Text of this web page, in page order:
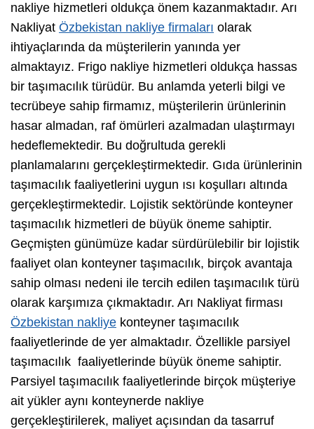
nakliye hizmetleri oldukça önem kazanmaktadır. Arı
Nakliyat Özbekistan nakliye firmaları olarak
ihtiyaçlarında da müşterilerin yanında yer
almaktayız. Frigo nakliye hizmetleri oldukça hassas
bir taşımacılık türüdür. Bu anlamda yeterli bilgi ve
tecrübeye sahip firmamız, müşterilerin ürünlerinin
hasar almadan, raf ömürleri azalmadan ulaştırmayı
hedeflemektedir. Bu doğrultuda gerekli
planlamalarını gerçekleştirmektedir. Gıda ürünlerinin
taşımacılık faaliyetlerini uygun ısı koşulları altında
gerçekleştirmektedir. Lojistik sektöründe konteyner
taşımacılık hizmetleri de büyük öneme sahiptir.
Geçmişten günümüze kadar sürdürülebilir bir lojistik
faaliyet olan konteyner taşımacılık, birçok avantaja
sahip olması nedeni ile tercih edilen taşımacılık türü
olarak karşımıza çıkmaktadır. Arı Nakliyat firması
Özbekistan nakliye konteyner taşımacılık
faaliyetlerinde de yer almaktadır. Özellikle parsiyel
taşımacılık faaliyetlerinde büyük öneme sahiptir.
Parsiyel taşımacılık faaliyetlerinde birçok müşteriye
ait yükler aynı konteynerde nakliye
gerçekleştirilerek, maliyet açısından da tasarruf